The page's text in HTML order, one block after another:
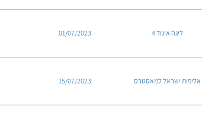
ליגה איגוד 4 01/07/2023
אליפות ישראל למאסטרס 15/07/2023